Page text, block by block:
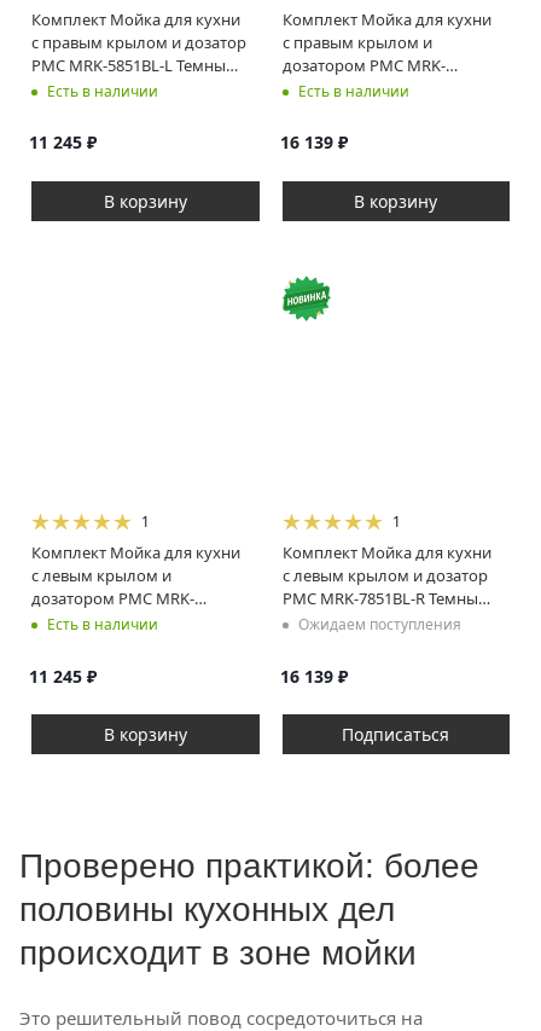
Комплект Мойка для кухни
с правым крылом и дозатор
РМС MRK-5851BL-L Темный
графит
Есть в наличии
11 245 ₽
В корзину
Комплект Мойка для кухни
с правым крылом и
дозатором РМС MRK-
7851BL-L Темный графит
Есть в наличии
16 139₽
В корзину
1
Комплект Мойка для кухни
с левым крылом и
дозатором РМС MRK-
5851BL-R Темный графит
Есть в наличии
11 245 ₽
В корзину
Новинка
1
Комплект Мойка для кухни
с левым крылом и дозатор
РМС MRK-7851BL-R Темный
графит
Ожидаем поступления
16 139₽
Подписаться
Проверено практикой: более
половины кухонных дел
происходит в зоне мойки
Это решительный повод сосредоточиться на